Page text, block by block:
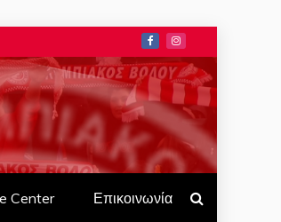
Center Επικοινωνία